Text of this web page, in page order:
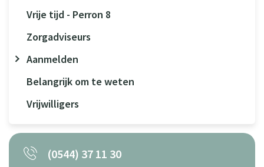
Vrije tijd - Perron 8
Zorgadviseurs
Aanmelden
Belangrijk om te weten
Vrijwilligers
(0544) 37 11 30